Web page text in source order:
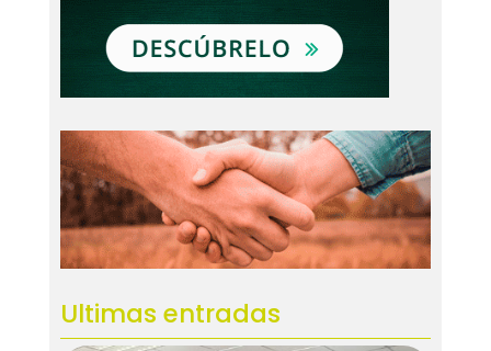
Ultimas entradas